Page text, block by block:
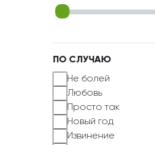
ПО СЛУЧАЮ
Не болей
Любовь
Просто так
Новый год
Извинение